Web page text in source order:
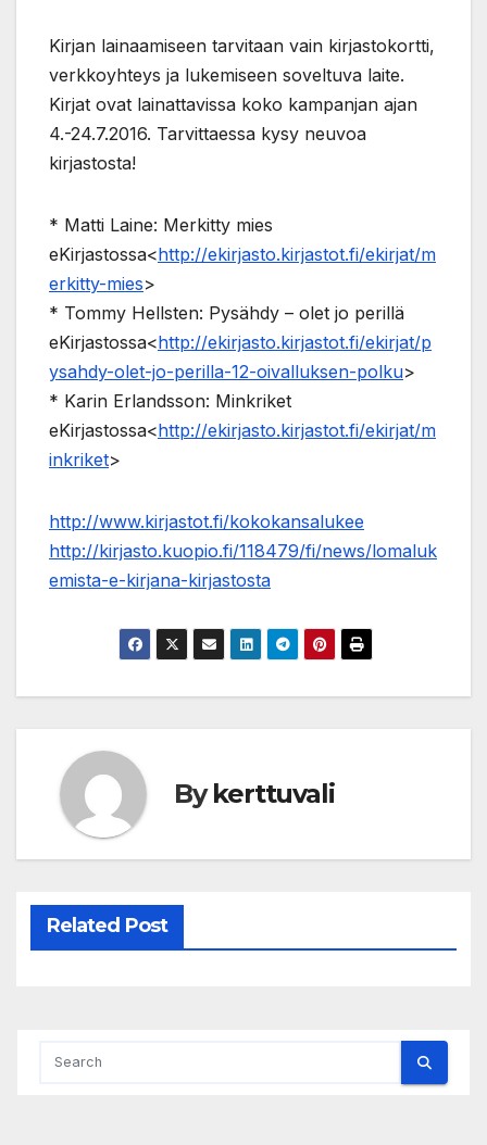
Kirjan lainaamiseen tarvitaan vain kirjastokortti,
verkkoyhteys ja lukemiseen soveltuva laite.
Kirjat ovat lainattavissa koko kampanjan ajan
4.-24.7.2016. Tarvittaessa kysy neuvoa
kirjastosta!
* Matti Laine: Merkitty mies
eKirjastossa<http://ekirjasto.kirjastot.fi/ekirjat/m
erkitty-mies>
* Tommy Hellsten: Pysähdy – olet jo perillä
eKirjastossa<http://ekirjasto.kirjastot.fi/ekirjat/p
ysahdy-olet-jo-perilla-12-oivalluksen-polku>
* Karin Erlandsson: Minkriket
eKirjastossa<http://ekirjasto.kirjastot.fi/ekirjat/m
inkriket>
http://www.kirjastot.fi/kokokansalukee
http://kirjasto.kuopio.fi/118479/fi/news/lomaluk
emista-e-kirjana-kirjastosta
Bykerttuvali
Related Post